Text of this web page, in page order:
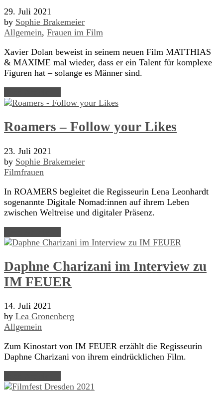
29. Juli 2021
by Sophie Brakemeier
Allgemein, Frauen im Film
Xavier Dolan beweist in seinem neuen Film MATTHIAS
& MAXIME mal wieder, dass er ein Talent für komplexe
Figuren hat – solange es Männer sind.
Roamers – Follow your Likes
23. Juli 2021
by Sophie Brakemeier
Filmfrauen
In ROAMERS begleitet die Regisseurin Lena Leonhardt
sogenannte Digitale Nomad:innen auf ihrem Leben
zwischen Weltreise und digitaler Präsenz.
Daphne Charizani im Interview zu
IM FEUER
14. Juli 2021
by Lea Gronenberg
Allgemein
Zum Kinostart von IM FEUER erzählt die Regisseurin
Daphne Charizani von ihrem eindrücklichen Film.